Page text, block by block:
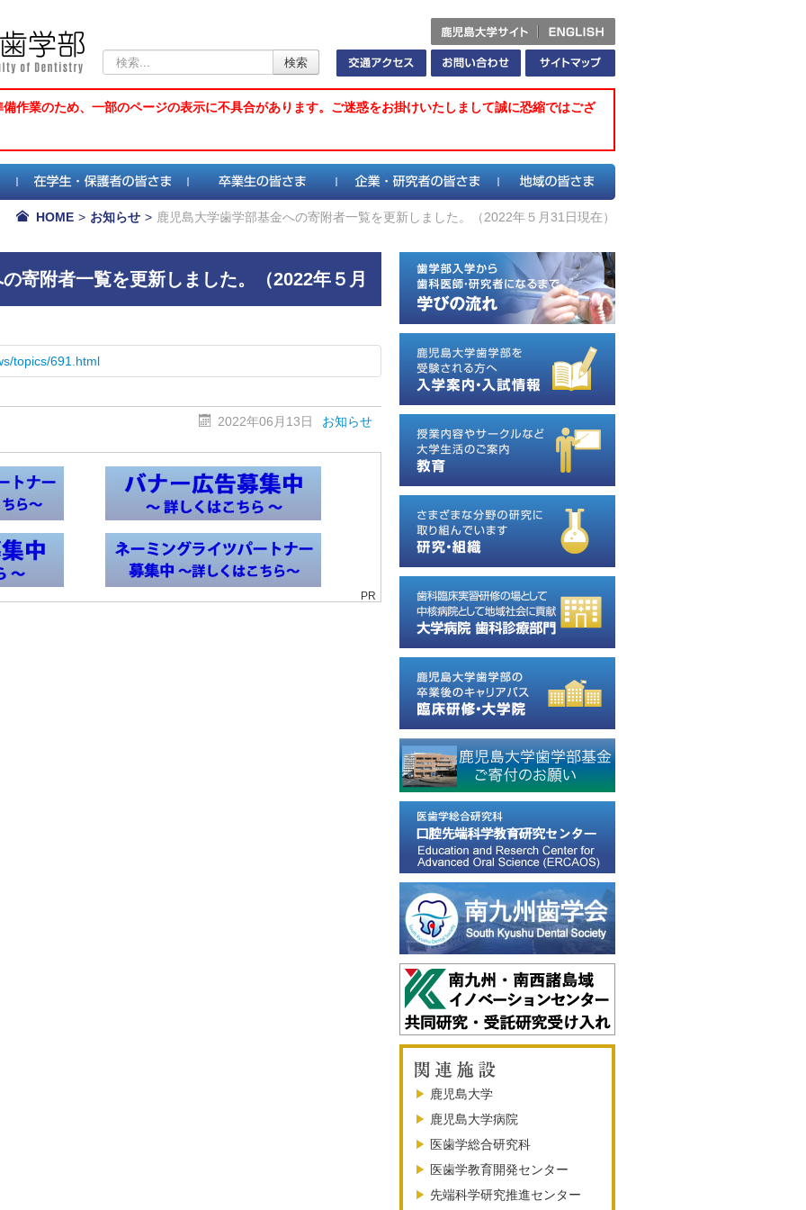
索...
検索
作業のため、一部のページの表示に不具合があります。ご迷惑をお掛けいたしまして誠に恐縮ではござ
HOME > お知らせ > 鹿児島大学歯学部基金への寄附者一覧を更新しました。（2022年５月31日現在）
寄附者一覧を更新しました。（2022年５月
topics/691.html
お知らせ
2022年06月13日
PR
鹿児島大学
鹿児島大学病院
医歯学総合研究科
医歯学教育開発センター
先端科学研究推進センター